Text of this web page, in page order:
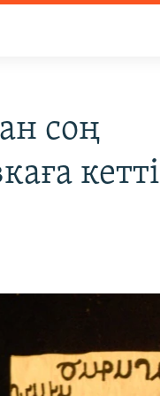
соң
кетті